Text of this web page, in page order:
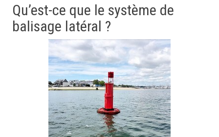
Qu’est-ce que le système de
balisage latéral ?